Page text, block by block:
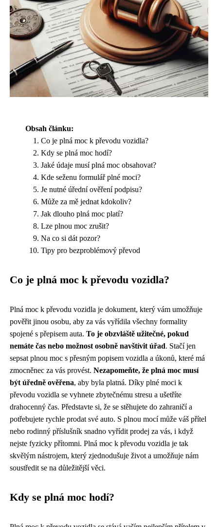
Obsah článku:
Co je plná moc k převodu vozidla?
Kdy se plná moc hodí?
Jaké údaje musí plná moc obsahovat?
Kde seženu formulář plné moci?
Je nutné úřední ověření podpisu?
Může za mě jednat kdokoliv?
Jak dlouho plná moc platí?
Lze plnou moc zrušit?
Na co si dát pozor?
Tipy pro bezproblémový převod
Co je plná moc k převodu vozidla?
Plná moc k převodu vozidla je dokument, který vám umožňuje
pověřit jinou osobu, aby za vás vyřídila všechny formality
spojené s přepisem auta. To je obzvláště užitečné, pokud
nemáte čas nebo možnost osobně navštívit úřad. Stačí jen
sepsat plnou moc s přesným popisem vozidla a úkonů, které má
zmocněnec za vás provést. Nezapomeňte, že plná moc musí
být úředně ověřena, aby byla platná. Díky plné moci k
převodu vozidla se vyhnete zbytečnému stresu a ušetříte
drahocenný čas. Představte si, že se stěhujete do zahraničí a
potřebujete rychle prodat své auto. S plnou mocí může váš přítel
nebo rodinný příslušník snadno vyřídit prodej za vás, i když
nejste fyzicky přítomni. Plná moc k převodu vozidla je tak
skvělým nástrojem, který zjednodušuje život a umožňuje nám
soustředit se na důležitější věci.
Kdy se plná moc hodí?